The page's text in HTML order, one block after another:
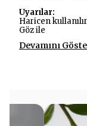
Uyarılar:
Haricen
Göz ile
Devamını